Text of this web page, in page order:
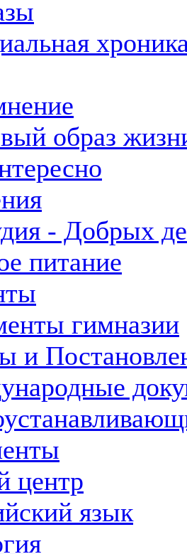
образ
- Добрых
питание
гимназии
и
центр
язык